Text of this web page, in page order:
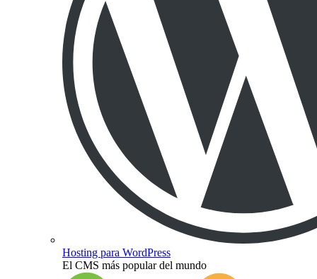
Hosting para WordPress
El CMS más popular del mundo